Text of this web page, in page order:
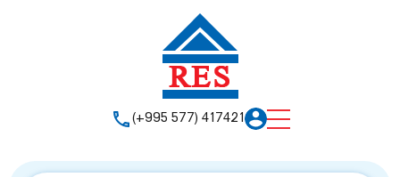
(+995 577) 417421